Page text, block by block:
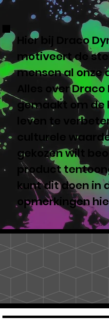
Hier bij Draco
motiveert de
mensen al
Alles over Draco
gemaakt om
leven te
culturele
gekozen wilt
product
kunt dit doen in
opmerkingen